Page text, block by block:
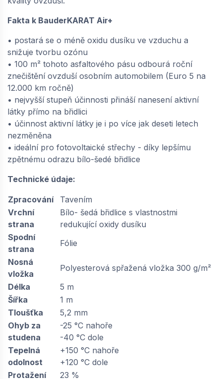
Fakta k BauderKARAT Air+
• postará se o méně oxidu dusíku ve vzduchu a
snižuje tvorbu ozónu
• 100 m² tohoto asfaltového pásu odbourá roční
znečištění ovzduší osobním automobilem (Euro 5 na
12.000 km ročně)
• nejvyšší stupeň účinnosti přináší nanesení aktivní
látky přímo na břidlici
• účinnost aktivní látky je i po více jak deseti letech
nezměněna
• ideální pro fotovoltaické střechy - díky lepšímu
zpětnému odrazu bílo-šedé břidlice
Technické údaje:
Zpracování
Tavením
Vrchní
strana
Bílo- šedá břidlice s vlastnostmi
redukující oxidy dusíku
Spodní
strana
Fólie
Nosná
vložka
Polyesterová spřažená vložka 300 g/m²
Délka
5 m
Šířka
1 m
Tloušťka
5,2 mm
Ohyb za
studena
-25 °C nahoře
-40 °C dole
Tepelná
odolnost
+150 °C nahoře
+120 °C dole
Protažení
23 %